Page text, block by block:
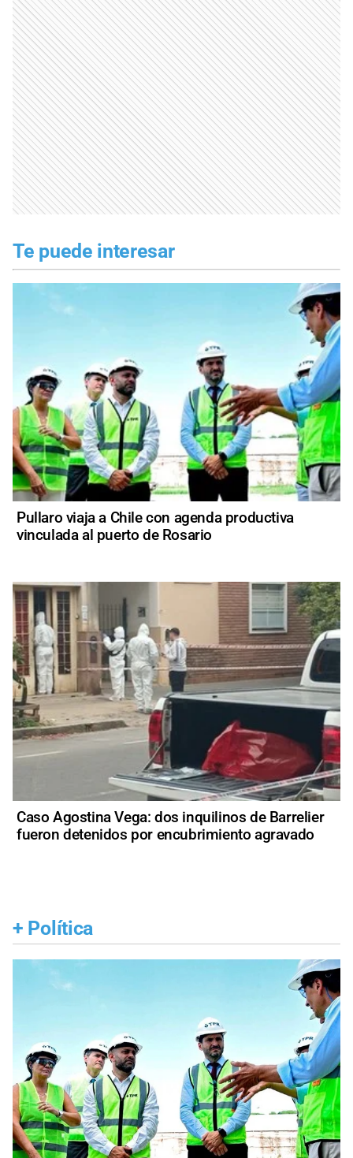
Te puede interesar
Pullaro viaja a Chile con agenda productiva
vinculada al puerto de Rosario
Caso Agostina Vega: dos inquilinos de Barrelier
fueron detenidos por encubrimiento agravado
+ Política